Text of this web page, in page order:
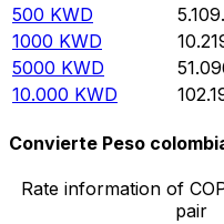
500 KWD
1000 KWD
5000 KWD
10.000 KWD
Convierte Peso
Rate information of
pair